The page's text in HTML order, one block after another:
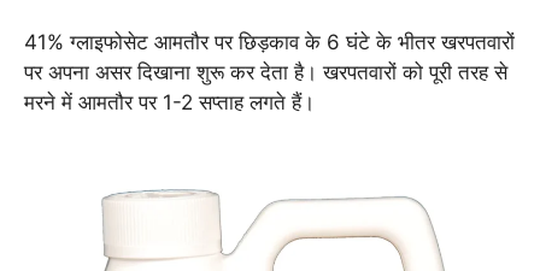
41% ग्लाइफोसेट आमतौर पर छिड़काव के 6 घंटे के भीतर खरपतवारों
पर अपना असर दिखाना शुरू कर देता है। खरपतवारों को पूरी तरह से
मरने में आमतौर पर 1-2 सप्ताह लगते हैं।